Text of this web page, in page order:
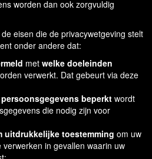
worden dan ook zorgvuldig
eisen die de privacywetgeving stelt
onder andere dat:
met welke doeleinden
verwerkt. Dat gebeurt via deze
beperkt wordt
die nodig zijn voor
uitdrukkelijke toestemming om uw
in gevallen waarin uw